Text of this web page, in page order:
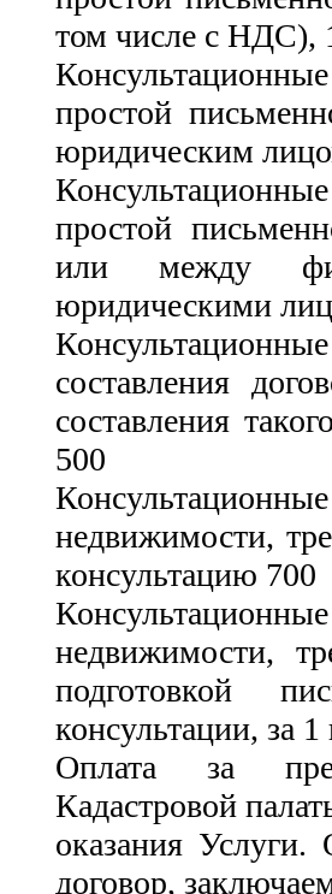
том числе с НДС),
Консультационные
простой
юридическим
Консультационные
простой
или между
юридическими
составления
составления
500
недвижимости,
консультацию 700
недвижимости,
подготовкой
консультации, за
Оплата за
Кадастровой
оказания Услуги.
договор,